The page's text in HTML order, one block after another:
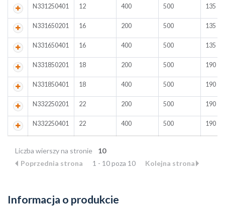
N331250401 12 400 500 135
N331650201 16 200 500 135
N331650401 16 400 500 135
N331850201 18 200 500 190
N331850401 18 400 500 190
N332250201 22 200 500 190
N332250401 22 400 500 190
Liczba wierszy na stronie
10
Poprzednia strona
1 - 10 poza 10 Kolejna strona
Informacja o produkcie